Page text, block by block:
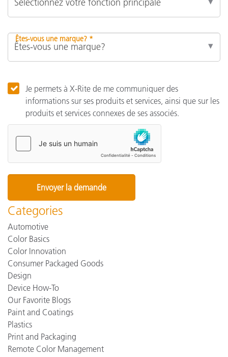
Êtes-vous une marque? *
Je permets à X-Rite de me communiquer des
informations sur ses produits et services, ainsi que sur les
produits et services connexes de ses associés.
Categories
Automotive
Color Basics
Color Innovation
Consumer Packaged Goods
Design
Device How-To
Our Favorite Blogs
Paint and Coatings
Plastics
Print and Packaging
Remote Color Management